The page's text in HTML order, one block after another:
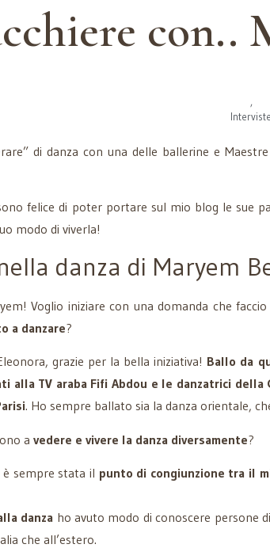
con..
,
Interviste
di danza con una delle ballerine e
felice di poter portare sul mio blog le sue
modo di viverla!
danza di Maryem
Voglio iniziare con una domanda che
a danzare?
grazie per la bella iniziativa! Ballo da
alla TV araba Fifi Abdou e le danzatrici della
. Ho sempre ballato sia la danza orientale,
a vedere e vivere la danza diversamente?
sempre stata il punto di congiunzione tra il
danza ho avuto modo di conoscere persone
che all’estero.